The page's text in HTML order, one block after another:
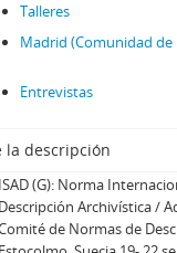
Talleres
Madrid (Comunidad
Entrevistas
la descripción
ISAD (G): Norma
Descripción Archivística /
de Normas de